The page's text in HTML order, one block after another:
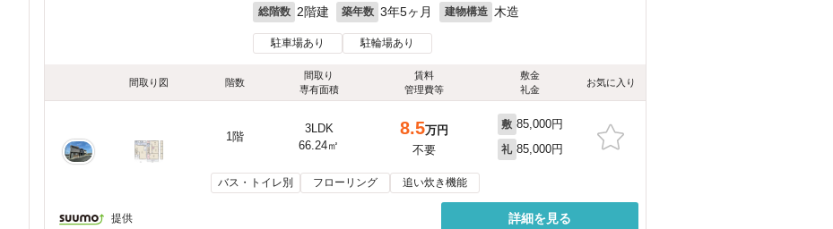
総階数 2階建 築年数 3年5ヶ月 建物構造 木造
駐車場あり 駐輪場あり
間取り図 階数
間取り
専有面積
賃料
管理費等
敷金
礼金
お気に入り
1階
3LDK
66.24㎡
8.5万円
不要
敷 85,000円
礼 85,000円
バス・トイレ別 フローリング 追い炊き機能
提供 詳細を見る